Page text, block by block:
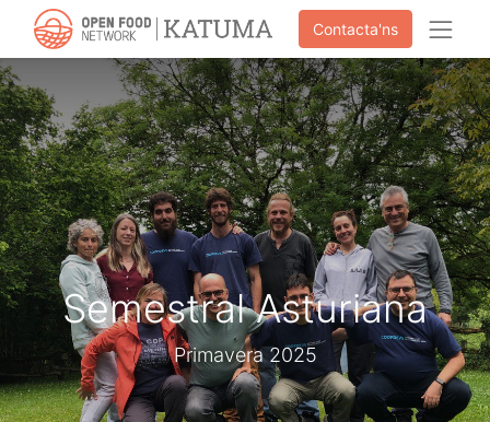
Contacta'ns
Semestral Asturiana
Primavera 2025